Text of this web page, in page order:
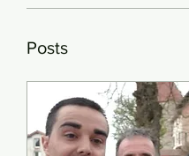
Posts